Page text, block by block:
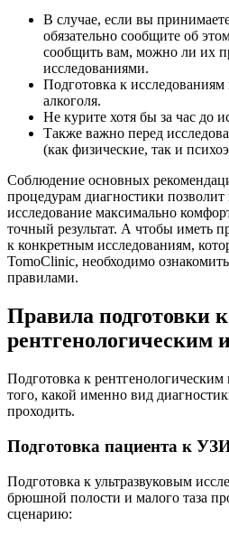
В случае, если вы
обязательно сообщите об
сообщить вам, можно ли их
исследованиями.
Подготовка к исследованиям
алкоголя.
Не курите хотя бы за час до
Также важно перед
(как физические, так и
Соблюдение основных
процедурам диагностики
исследование максимально
точный результат. А чтобы иметь
к конкретным исследованиям,
TomoClinic, необходимо
правилами.
Правила подготовки к
рентгенологическим
Подготовка к рентгенологическим
того, какой именно вид
проходить.
Подготовка пациента к
Подготовка к ультразвуковым
брюшной полости и малого таза
сценарию: